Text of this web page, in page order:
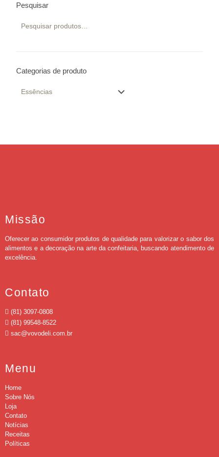
Pesquisar
Categorias de produto
Missão
Oferecer ao consumidor produtos de qualidade para valorizar o sabor dos
alimentos e a decoração na arte da confeitaria, buscando atendimento de
excelência.
Contato
(81) 3097-0808
(81) 99548-8522
sac@vovodeli.com.br
Menu
Home
Sobre Nós
Loja
Contato
Notícias
Receitas
Políticas